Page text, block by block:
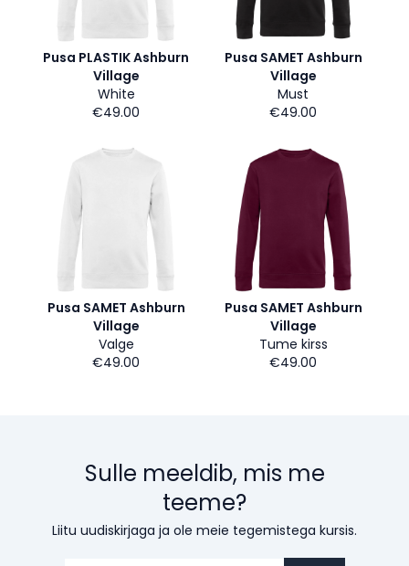
Pusa PLASTIK Ashburn
Village
White
€49.00
Pusa SAMET Ashburn
Village
Must
€49.00
Pusa SAMET Ashburn
Village
Valge
€49.00
Pusa SAMET Ashburn
Village
Tume kirss
€49.00
Sulle meeldib, mis me
teeme?
Liitu uudiskirjaga ja ole meie tegemistega kursis.